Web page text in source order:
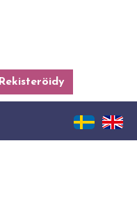
Rekisteröidy